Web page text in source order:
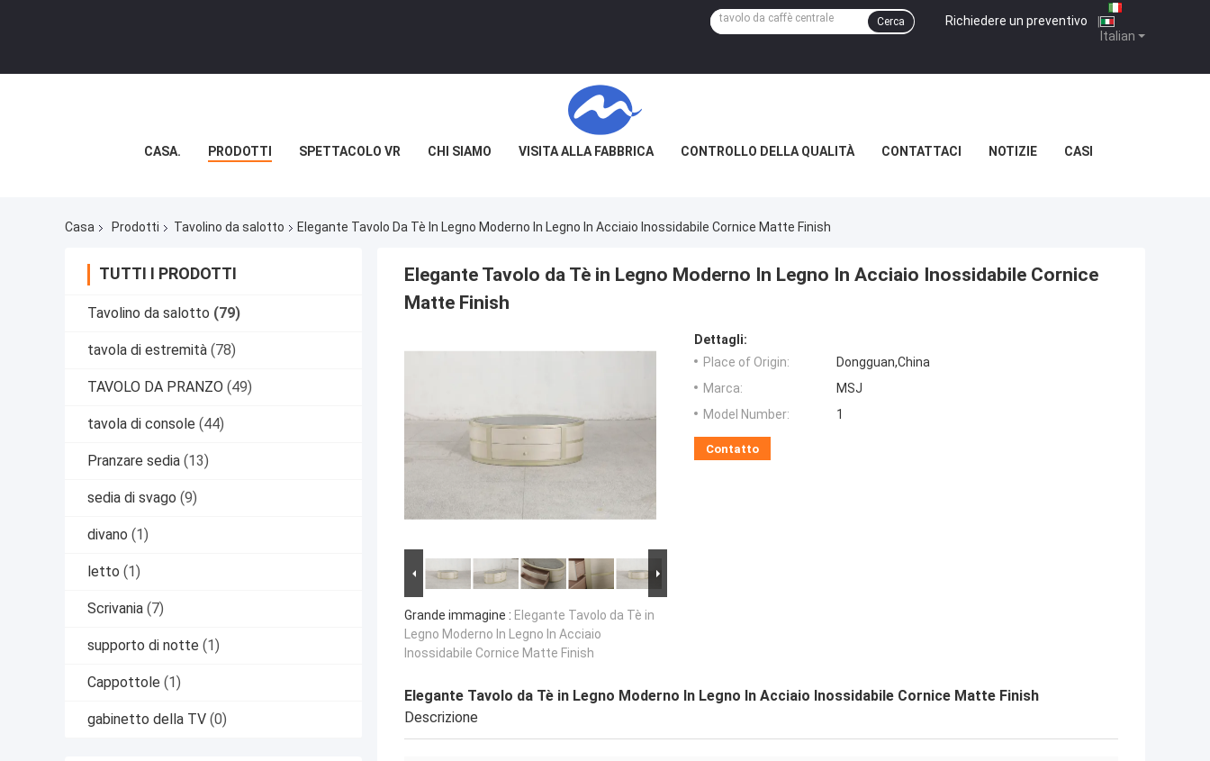
Italian
Richiedere un preventivo |
Cerca
CASA. PRODOTTI SPETTACOLO VR CHI SIAMO VISITA ALLA FABBRICA CONTROLLO DELLA QUALITÀ CONTATTACI NOTIZIE CASI
Casa Prodotti Tavolino da salotto Elegante Tavolo Da Tè In Legno Moderno In Legno In Acciaio Inossidabile Cornice Matte Finish
TUTTI I PRODOTTI
Tavolino da salotto (79)
tavola di estremità (78)
TAVOLO DA PRANZO (49)
tavola di console (44)
Pranzare sedia (13)
sedia di svago (9)
divano (1)
letto (1)
Scrivania (7)
supporto di notte (1)
Cappottole (1)
gabinetto della TV (0)
Elegante Tavolo da Tè in Legno Moderno In Legno In Acciaio Inossidabile Cornice
Matte Finish
Grande immagine : Elegante Tavolo da Tè in
Legno Moderno In Legno In Acciaio
Inossidabile Cornice Matte Finish
Dettagli:
Place of Origin:
Dongguan,China
Marca:
MSJ
Model Number:
1
Contatto
Elegante Tavolo da Tè in Legno Moderno In Legno In Acciaio Inossidabile Cornice Matte Finish
Descrizione